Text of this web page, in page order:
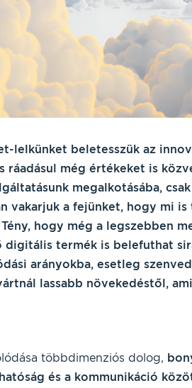
lelkünket beletesszük az
ráadásul még értékeket is
megalkotásába,
vakarjuk a fejünket, hogy mi
hogy még a legszebben
termék is belefuthat
arányokba, esetleg
lassabb növekedéstől,
többdimenziós dolog,
és a kommunikáció